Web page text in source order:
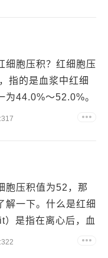
细胞压积？红细胞压
指的是血浆中红细
为44.0%～52.0%。
1. 生...
胞压积值为52，那
解一下。什么是红细
是指在离心后，血
般情况下，成年男...